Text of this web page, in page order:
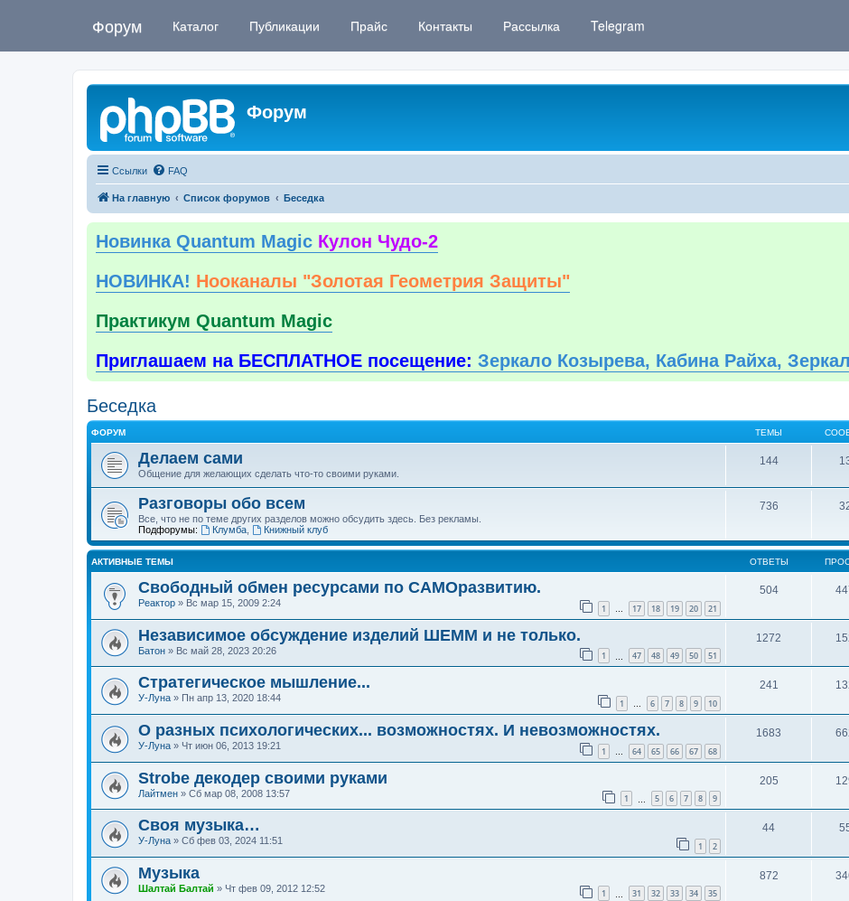
Форум Каталог Публикации Прайс Контакты Рассылка Telegram
Форум
Ссылки FAQ
На главную Список форумов Беседка
Новинка Quantum Magic Кулон Чудо-2
НОВИНКА! Нооканалы "Золотая Геометрия Защиты"
Практикум Quantum Magic
Приглашаем на БЕСПЛАТНОЕ посещение: Зеркало Козырева, Кабина Райха,
Беседка
ФОРУМ ТЕМЫ
Делаем сами
Общение для желающих сделать что-то своими руками.
144
Разговоры обо всем
Все, что не по теме других разделов можно обсудить здесь. Без рекламы.
Подфорумы:
Клумба, Книжный клуб
736
АКТИВНЫЕ ТЕМЫ ОТВЕТЫ
Свободный обмен ресурсами по САМОразвитию.
Реактор » Вс мар 15, 2009 2:24 1 … 17 18 19 20 21
504
Независимое обсуждение изделий ШЕММ и не только.
Батон » Вс май 28, 2023 20:26 1 47 48 49 50 51
1272
Стратегическое мышление...
У-Луна » Пн апр 13, 2020 18:44 1 … 6 7 8 9 10
241
О разных психологических... возможностях. И невозможностях.
У-Луна » Чт июн 06, 2013 19:21 1 … 64 65 66 67 68
1683
Strobe декодер своими руками
Лайтмен » Сб мар 08, 2008 13:57 1 5 6 7 8 9
205
Своя музыка…
У-Луна » Сб фев 03, 2024 11:51 1 2
44
Музыка
Шалтай Балтай » Чт фев 09, 2012 12:52 1 31 32 33 34 35
872